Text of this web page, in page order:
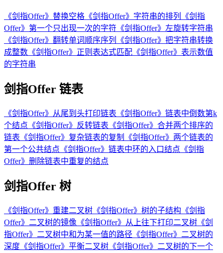
《剑指Offer》替换空格 《剑指Offer》字符串的排列
《剑指
Offer》第一个只出现一次的字符 《剑指Offer》左旋转字符串
《剑指Offer》翻转单词顺序序列
《剑指Offer》把字符串转换
成整数 《剑指Offer》正则表达式匹配 《剑指Offer》表示数值
的字符串
剑指Offer 链表
《剑指Offer》从尾到头打印链表 《剑指Offer》链表中倒数第k
个结点 《剑指Offer》反转链表 《剑指Offer》合并两个排序的
链表 《剑指Offer》复杂链表的复制
《剑指Offer》两个链表的
第一个公共结点 《剑指Offer》链表中环的入口结点 《剑指
Offer》删除链表中重复的结点
剑指Offer 树
《剑指Offer》重建二叉树 《剑指Offer》树的子结构 《剑指
Offer》二叉树的镜像 《剑指Offer》从上往下打印二叉树 《剑
指Offer》二叉树中和为某一值的路径 《剑指Offer》二叉树的
深度 《剑指Offer》平衡二叉树 《剑指Offer》二叉树的下一个